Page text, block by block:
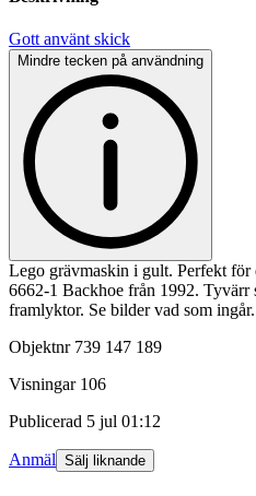
Gott använt skick
Mindre tecken på användning
Lego grävmaskin i gult. Perfekt
6662-1 Backhoe från 1992. Tyvärr
framlyktor. Se bilder vad som ingår.
Objektnr 739 147 189
Visningar 106
Publicerad 5 jul 01:12
Anmäl Sälj liknande